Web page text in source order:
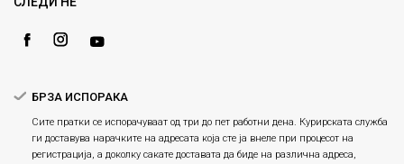
БРЗА ИСПОРАКА
Сите пратки се испорачуваат од три до пет работни дена. Курирската служба
ги доставува нарачките на адресата која сте ја внеле при процесот на
регистрација, а доколку сакате доставата да биде на различна адреса,